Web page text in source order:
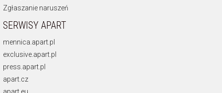
Zgłaszanie naruszeń
SERWISY APART
mennica.apart.pl
exclusive.apart.pl
press.apart.pl
apart.cz
apart.eu